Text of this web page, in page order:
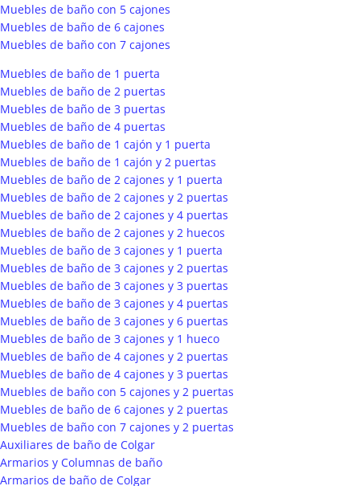
Muebles de baño con 5 cajones
Muebles de baño de 6 cajones
Muebles de baño con 7 cajones
Muebles de baño de 1 puerta
Muebles de baño de 2 puertas
Muebles de baño de 3 puertas
Muebles de baño de 4 puertas
Muebles de baño de 1 cajón y 1 puerta
Muebles de baño de 1 cajón y 2 puertas
Muebles de baño de 2 cajones y 1 puerta
Muebles de baño de 2 cajones y 2 puertas
Muebles de baño de 2 cajones y 4 puertas
Muebles de baño de 2 cajones y 2 huecos
Muebles de baño de 3 cajones y 1 puerta
Muebles de baño de 3 cajones y 2 puertas
Muebles de baño de 3 cajones y 3 puertas
Muebles de baño de 3 cajones y 4 puertas
Muebles de baño de 3 cajones y 6 puertas
Muebles de baño de 3 cajones y 1 hueco
Muebles de baño de 4 cajones y 2 puertas
Muebles de baño de 4 cajones y 3 puertas
Muebles de baño con 5 cajones y 2 puertas
Muebles de baño de 6 cajones y 2 puertas
Muebles de baño con 7 cajones y 2 puertas
Auxiliares de baño de Colgar
Armarios y Columnas de baño
Armarios de baño de Colgar